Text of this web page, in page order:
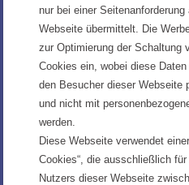
nur bei einer
Webseite übermittelt. Die
zur Optimierung der Schaltung
Cookies ein, wobei diese
den Besucher dieser Webseite
und nicht mit
werden.
Diese Webseite verwendet
Cookies“, die ausschließlich
Nutzers dieser Webseite